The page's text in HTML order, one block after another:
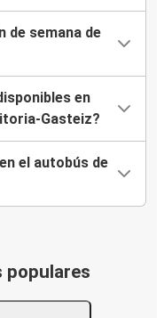
de semana de
en
Gasteiz?
el autobús de
populares